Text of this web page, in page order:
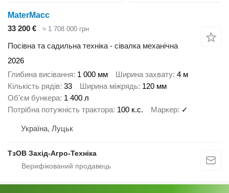
MaterMacc
33 200 €
≈ 1 708 000 грн
Посівна та садильна техніка - сівалка механічна
2026
Глибина висівання 1 000 мм Ширина захвату 4 м
Кількість рядів 33 Ширина міжрядь 120 мм
Об'єм бункера 1 400 л
Потрібна потужність трактора 100 к.с. Маркер ✓
Україна, Луцьк
ТзОВ Захід-Агро-Техніка